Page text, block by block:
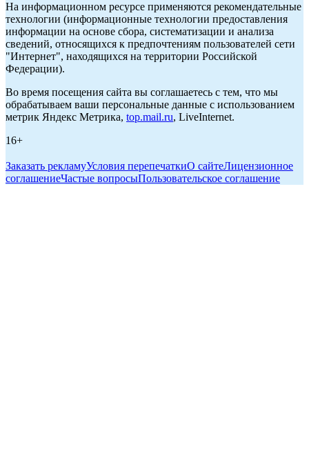
На информационном ресурсе применяются рекомендательные
технологии (информационные технологии предоставления
информации на основе сбора, систематизации и анализа
сведений, относящихся к предпочтениям пользователей сети
"Интернет", находящихся на территории Российской
Федерации).
Во время посещения сайта вы соглашаетесь с тем, что мы
обрабатываем ваши персональные данные с использованием
метрик Яндекс Метрика, top.mail.ru, LiveInternet.
16+
Заказать рекламуУсловия перепечаткиО сайтеЛицензионное
соглашениеЧастые вопросыПользовательское соглашение